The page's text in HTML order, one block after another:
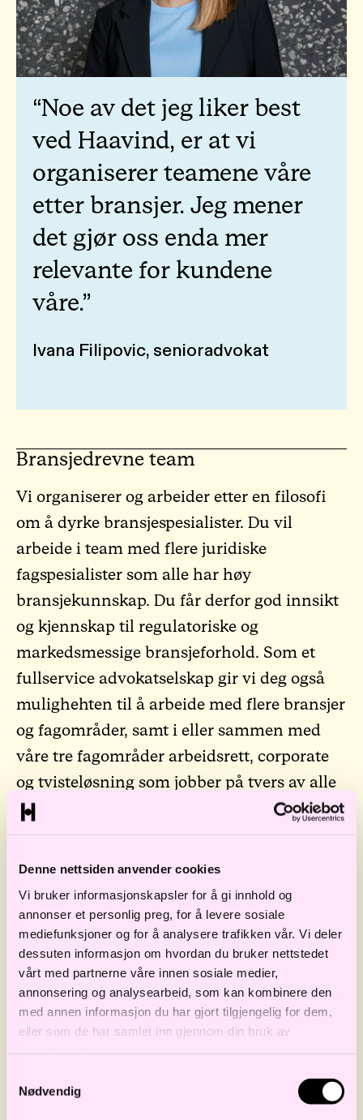
Denne nettsiden anvender cookies
Vi bruker informasjonskapsler for å gi innhold og
annonser et personlig preg, for å levere sosiale
mediefunksjoner og for å analysere trafikken vår. Vi deler
dessuten informasjon om hvordan du bruker nettstedet
vårt med partnerne våre innen sosiale medier,
annonsering og analysearbeid, som kan kombinere den
med annen informasjon du har gjort tilgjengelig for dem,
eller som de har samlet inn gjennom din bruk av
Nødvendig
Noe av det jeg liker best
ved Haavind, er at vi
organiserer teamene våre
etter bransjer. Jeg mener
det gjør oss enda mer
relevante for kundene
våre.
Ivana Filipovic, senioradvokat
Bransjedrevne team
Vi organiserer og arbeider etter en filosofi
om å dyrke bransjespesialister. Du vil
arbeide i team med flere juridiske
fagspesialister som alle har høy
bransjekunnskap. Du får derfor god innsikt
og kjennskap til regulatoriske og
markedsmessige bransjeforhold. Som et
fullservice advokatselskap gir vi deg også
mulighehten til å arbeide med flere bransjer
og fagområder, samt i eller sammen med
våre tre fagområder arbeidsrett, corporate
og tvisteløsning som jobber på tvers av alle
bransjene.
BLI KJENT MED VÅRE BRANSJER